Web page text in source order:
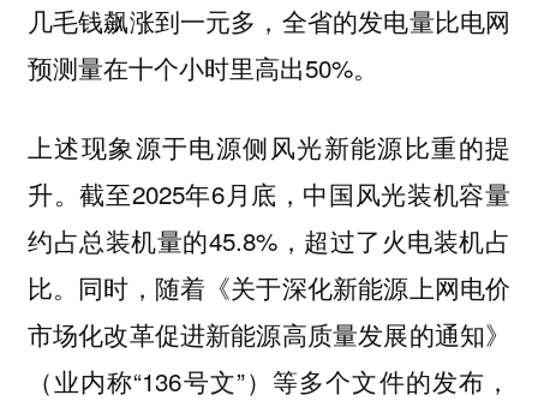
几毛钱飙涨到一元多，全省的发电量比电网
预测量在十个小时里高出50%。
上述现象源于电源侧风光新能源比重的提
升。截至2025年6月底，中国风光装机容量
约占总装机量的45.8%，超过了火电装机占
比。同时，随着《关于深化新能源上网电价
市场化改革促进新能源高质量发展的通知》
（业内称“136号文”）等多个文件的发布，